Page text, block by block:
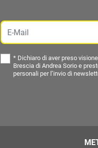
Email
* Dichiaro di aver preso
Brescia di Andrea Sorio e
personali per l’invio di